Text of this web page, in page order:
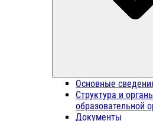
Основные
Структура и
образовательной
Документы